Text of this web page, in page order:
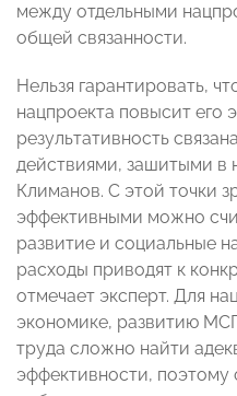
между отдельными
общей связанности.
Нельзя гарантировать,
нацпроекта повысит его
результативность
действиями, зашитыми в
Климанов. С этой точки
эффективными можно
развитие и социальные
расходы приводят к
отмечает эксперт. Для
экономике, развитию
труда сложно найти
эффективности, поэтому